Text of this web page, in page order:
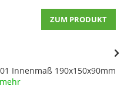
ZUM PRODUKT
Innenmaß 190x150x90mm
mehr